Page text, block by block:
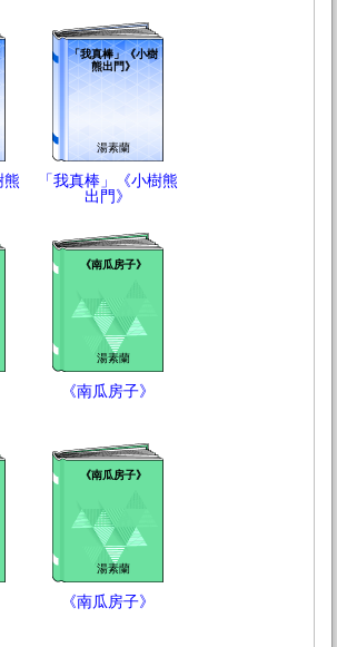
熊
「我真棒」《小樹
熊出門》
湯素蘭
「我真棒」《小樹熊
出門》
《南瓜房子》
湯素蘭
《南瓜房子》
《南瓜房子》
湯素蘭
《南瓜房子》